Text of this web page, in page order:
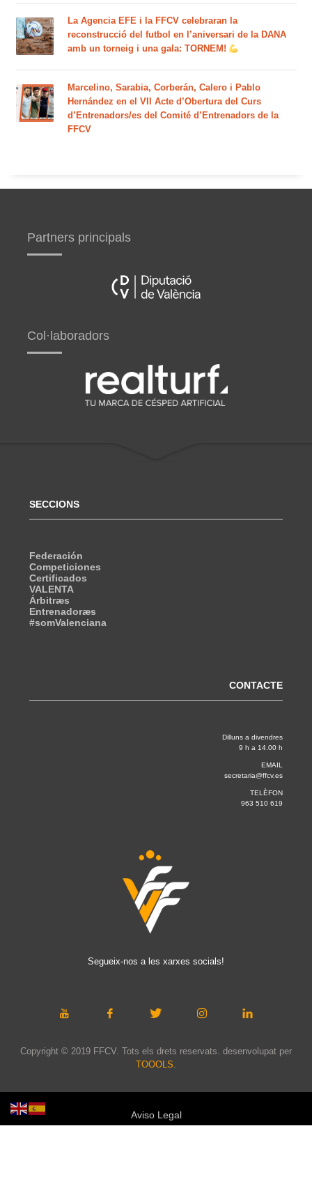
La Agencia EFE i la FFCV celebraran la
reconstrucció del futbol en l’aniversari de la DANA
amb un torneig i una gala: TORNEM!
Marcelino, Sarabia, Corberán, Calero i Pablo
Hernández en el VII Acte d’Obertura del Curs
d’Entrenadors/es del Comité d’Entrenadors de la
FFCV
Partners principals
Col·laboradors
SECCIONS
Federación
Competiciones
Certificados
VALENTA
Árbitræs
Entrenadoræs
#somValenciana
CONTACTE
Dilluns a divendres
9 h a 14.00 h
EMAIL
secretaria@ffcv.es
TELÈFON
963 510 619
Segueix-nos a les xarxes socials!
Copyright © 2019 FFCV. Tots els drets reservats. desenvolupat per
TOOOLS.
Aviso Legal